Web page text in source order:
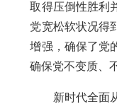
取得压倒性胜利
党宽松软状况得
增强，确保了党
确保党不变质、
新时代全面从